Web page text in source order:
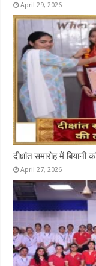
April 29, 2026
दीक्षांत समारोह में
April 27, 2026